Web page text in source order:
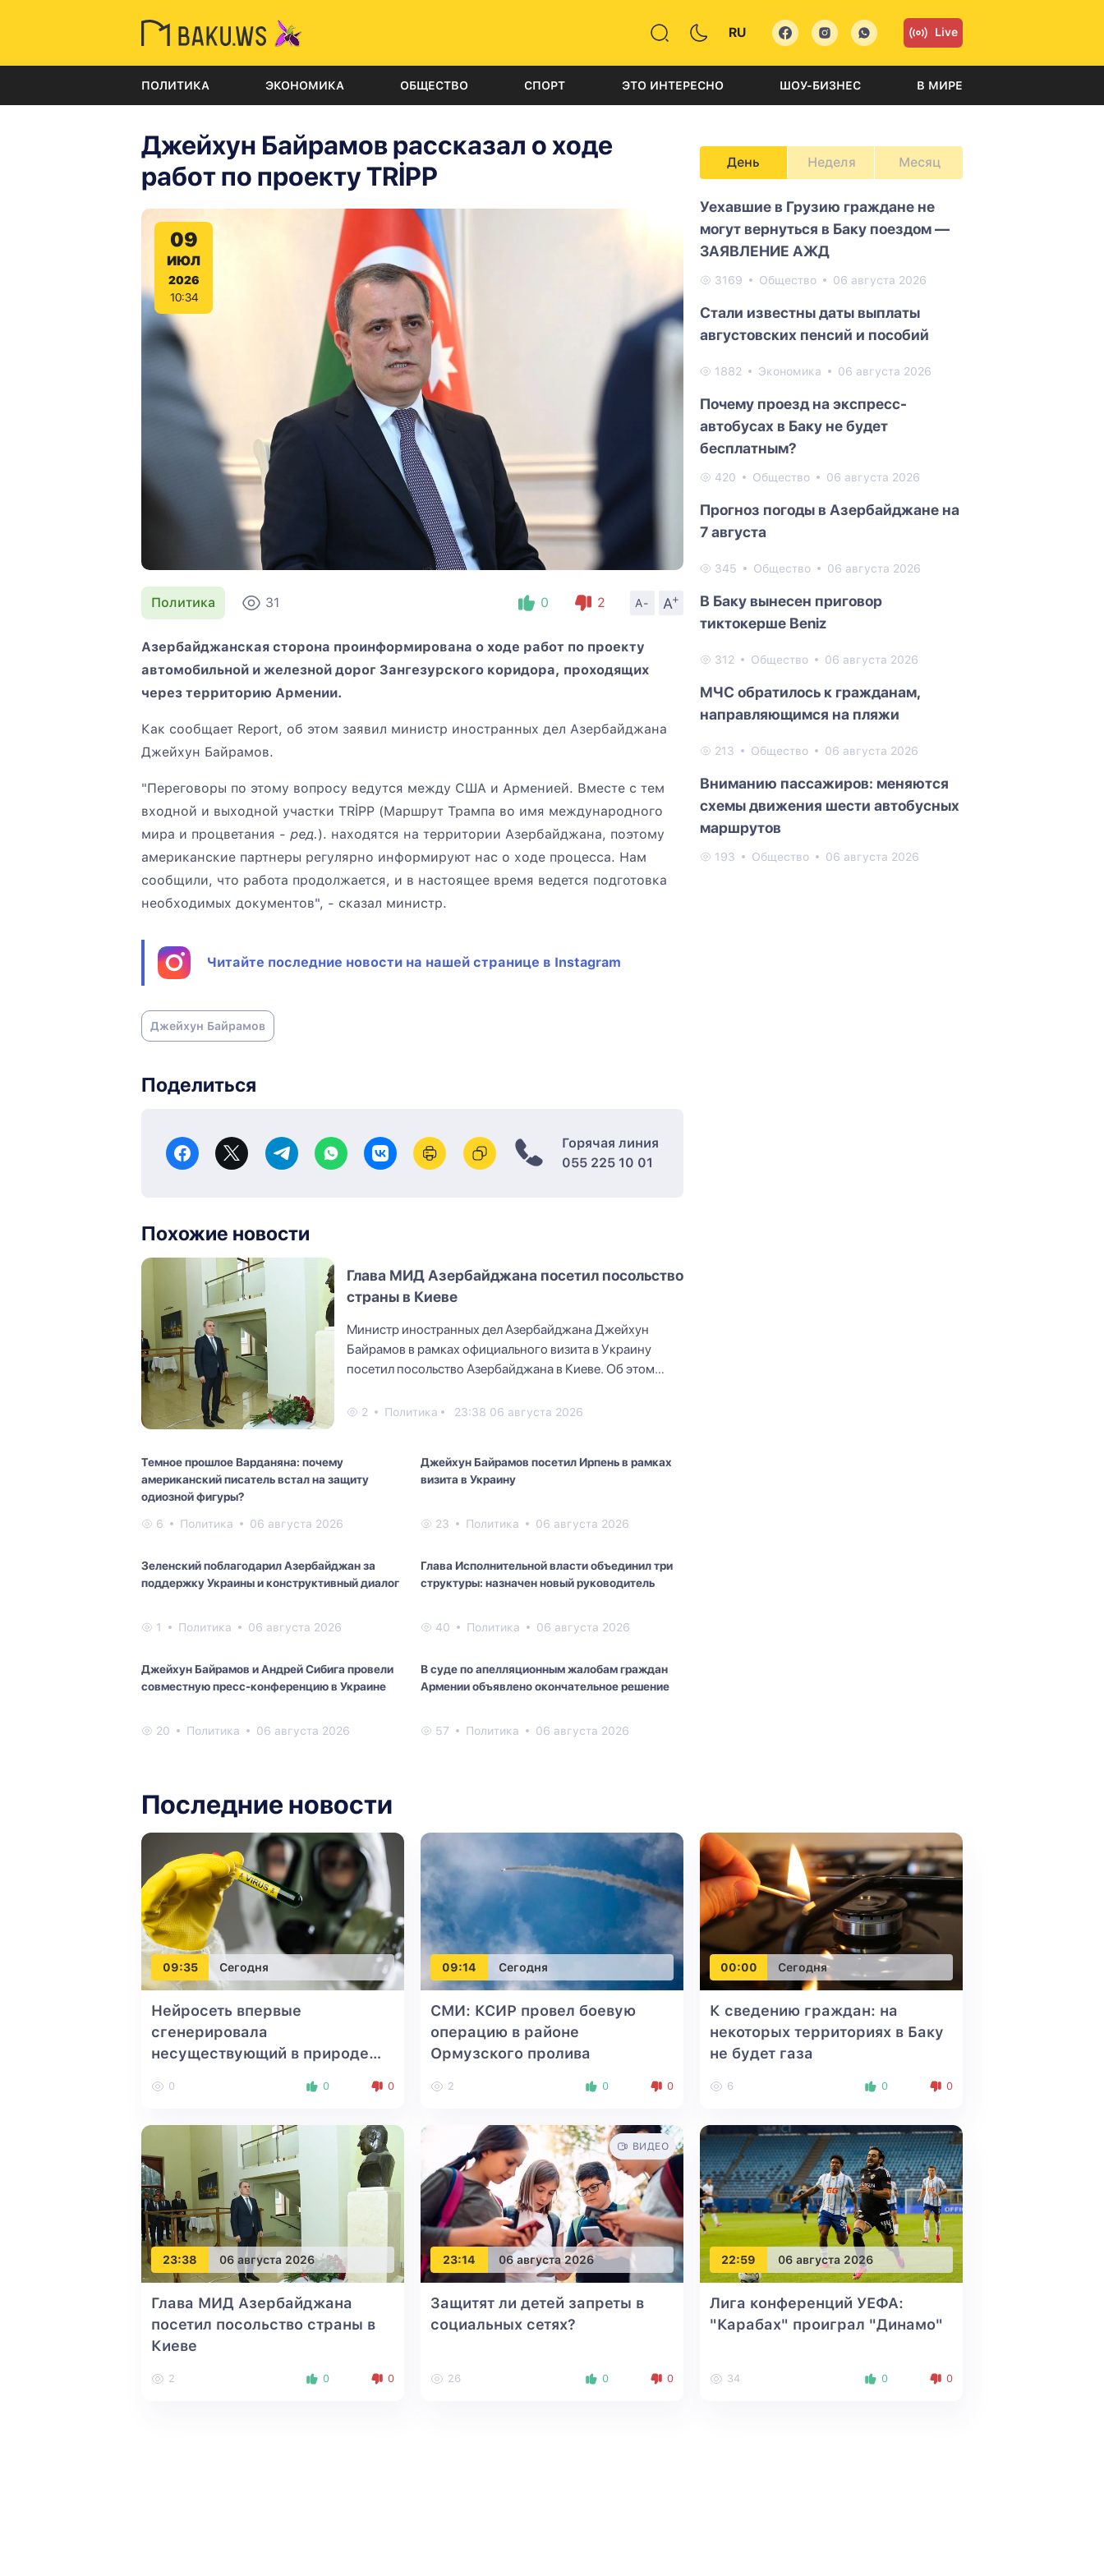
RU Live
ПОЛИТИКА ЭКОНОМИКА ОБЩЕСТВО СПОРТ ЭТО ИНТЕРЕСНО ШОУ-БИЗНЕС В МИРЕ
Джейхун Байрамов рассказал о ходе
работ по проекту TRİPP
09
ИЮЛ
2026
10:34
Политика 31 0 2 A- A
+
Азербайджанская сторона проинформирована о ходе работ по проекту
автомобильной и железной дорог Зангезурского коридора, проходящих
через территорию Армении.
Как сообщает Report, об этом заявил министр иностранных дел Азербайджана
Джейхун Байрамов.
"Переговоры по этому вопросу ведутся между США и Арменией. Вместе с тем
входной и выходной участки TRİPP (Маршрут Трампа во имя международного
мира и процветания - ред.). находятся на территории Азербайджана, поэтому
американские партнеры регулярно информируют нас о ходе процесса. Нам
сообщили, что работа продолжается, и в настоящее время ведется подготовка
необходимых документов", - сказал министр.
Читайте последние новости на нашей странице в Instagram
Джейхун Байрамов
Поделиться
Горячая линия
055 225 10 01
Похожие новости
Глава МИД Азербайджана посетил посольство
страны в Киеве
Министр иностранных дел Азербайджана Джейхун
Байрамов в рамках официального визита в Украину
посетил посольство Азербайджана в Киеве. Об этом
2 Политика 23:38 06 августа 2026
Темное прошлое Варданяна: почему
американский писатель встал на защиту
одиозной фигуры?
6 Политика 06 августа 2026
Джейхун Байрамов посетил Ирпень в рамках
визита в Украину
23 Политика 06 августа 2026
Зеленский поблагодарил Азербайджан за
поддержку Украины и конструктивный диалог
1 Политика 06 августа 2026
Глава Исполнительной власти объединил три
структуры: назначен новый руководитель
40 Политика 06 августа 2026
Джейхун Байрамов и Андрей Сибига провели
совместную пресс-конференцию в Украине
20 Политика 06 августа 2026
В суде по апелляционным жалобам граждан
Армении объявлено окончательное решение
57 Политика 06 августа 2026
День Неделя Месяц
Уехавшие в Грузию граждане не
могут вернуться в Баку поездом —
ЗАЯВЛЕНИЕ АЖД
3169 Общество 06 августа 2026
Стали известны даты выплаты
августовских пенсий и пособий
1882 Экономика 06 августа 2026
Почему проезд на экспресс-
автобусах в Баку не будет
бесплатным?
420 Общество 06 августа 2026
Прогноз погоды в Азербайджане на
7 августа
345 Общество 06 августа 2026
В Баку вынесен приговор
тиктокерше Beniz
312 Общество 06 августа 2026
МЧС обратилось к гражданам,
направляющимся на пляжи
213 Общество 06 августа 2026
Вниманию пассажиров: меняются
схемы движения шести автобусных
маршрутов
193 Общество 06 августа 2026
Последние новости
09:35 Сегодня
Нейросеть впервые
сгенерировала
несуществующий в природе
0 0 0
09:14 Сегодня
СМИ: КСИР провел боевую
операцию в районе
Ормузского пролива
2 0 0
00:00 Сегодня
К сведению граждан: на
некоторых территориях в Баку
не будет газа
6 0 0
23:38 06 августа 2026
Глава МИД Азербайджана
посетил посольство страны в
Киеве
2 0 0
23:14 06 августа 2026
ВИДЕО
Защитят ли детей запреты в
социальных сетях?
26 0 0
22:59 06 августа 2026
Лига конференций УЕФА:
"Карабах" проиграл "Динамо"
34 0 0